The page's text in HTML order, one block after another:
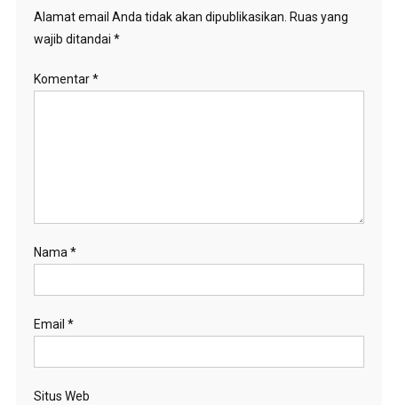
Alamat email Anda tidak akan dipublikasikan. Ruas yang
wajib ditandai *
Komentar*
Nama *
Email *
Situs Web